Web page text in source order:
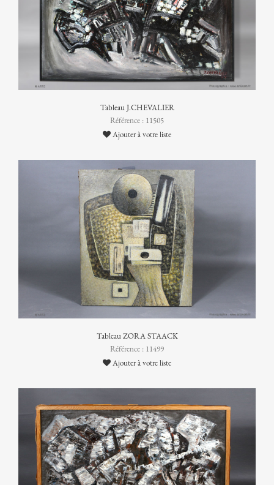
Tableau J.CHEVALIER
Référence : 11505
Ajouter à votre liste
Tableau ZORA STAACK
Référence : 11499
Ajouter à votre liste